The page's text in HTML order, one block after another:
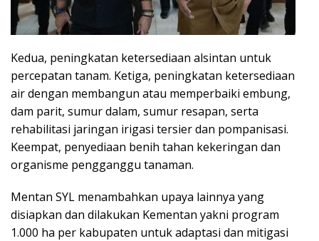
Kedua, peningkatan ketersediaan alsintan untuk
percepatan tanam. Ketiga, peningkatan ketersediaan
air dengan membangun atau memperbaiki embung,
dam parit, sumur dalam, sumur resapan, serta
rehabilitasi jaringan irigasi tersier dan pompanisasi.
Keempat, penyediaan benih tahan kekeringan dan
organisme pengganggu tanaman.
Mentan SYL menambahkan upaya lainnya yang
disiapkan dan dilakukan Kementan yakni program
1.000 ha per kabupaten untuk adaptasi dan mitigasi